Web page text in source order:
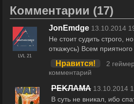
Комментарии (17)
LVL 21
JonEmdge 13.10.2014
Не стоит судить строго,
откажусь) Всем
Нравится!
2
комментарий
РEKЛАМА 13.10.2014
В суть не вникал, ибо